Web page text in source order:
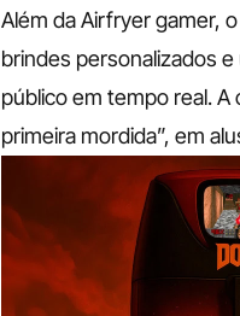
Além da Airfryer gamer,
brindes personalizados
público em tempo real.
primeira mordida”, em